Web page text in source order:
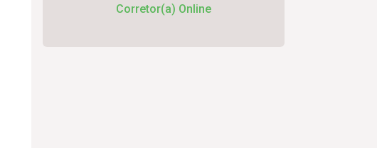
Corretor(a) Online